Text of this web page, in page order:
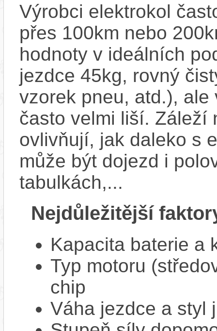
Výrobci elektrokol
přes 100km nebo
hodnoty v ideálních
jezdce 45kg, rovný
vzorek pneu, atd.),
často velmi liší. Záleží
ovlivňují, jak daleko s
může být dojezd i
tabulkách,...
Nejdůležitější
Kapacita baterie a
Typ motoru
chip
Váha jezdce a styl